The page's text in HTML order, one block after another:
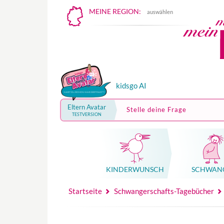
MEINE REGION: auswählen
kidsgo AI
Eltern Avatar
TESTVERSION
Stelle deine Frage
KINDER­WUNSCH
Startseite Schwangerschafts-Tagebücher